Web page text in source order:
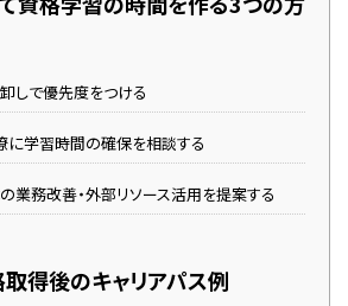
しで優先度をつける
に学習時間の確保を相談する
業務改善・外部リソース活用を提案する
得後のキャリアパス例